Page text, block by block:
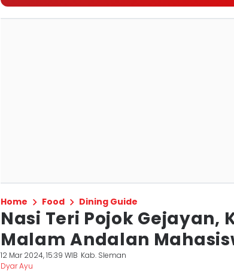
Home Food Dining Guide
Nasi Teri Pojok Gejayan,
Malam Andalan
12 Mar 2024, 15:39 WIB Kab. Sleman
Dyar Ayu